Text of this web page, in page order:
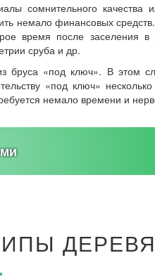
сомнительного качества
немало финансовых
время после заселения
сруба и др.
бруса «под ключ». В этом
«под ключ»
немало времени и